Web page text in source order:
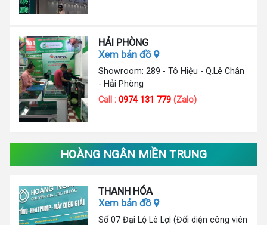
HẢI PHÒNG
Xem bản đồ
Showroom: 289 - Tô Hiệu - Q.Lê Chân
- Hải Phòng
Call :0974 131 779 (Zalo)
HOÀNG NGÂN MIỀN TRUNG
THANH HÓA
Xem bản đồ
Số 07 Đại Lộ Lê Lợi (Đối diện công viên